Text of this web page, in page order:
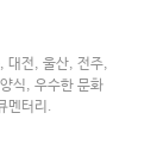
대전, 울산, 전주,
식, 우수한 문화
멘터리.